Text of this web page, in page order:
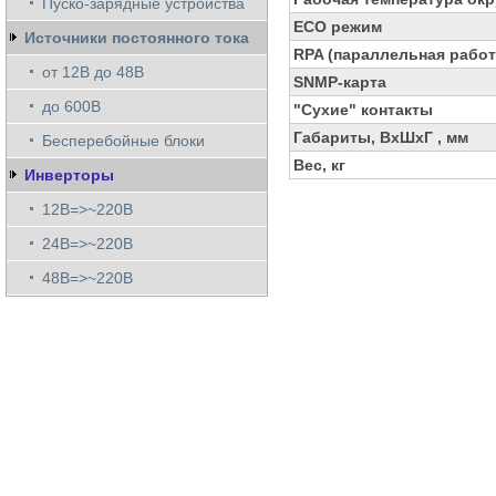
ECO режим
RPA (параллельная
SNMP-карта
"Сухие" контакты
Габариты, ВхШхГ , мм
Вес, кг
Источники постоянного тока
от 12В до 48В
до 600В
Бесперебойные блоки
Инверторы
12В=>~220В
24В=>~220В
48В=>~220В